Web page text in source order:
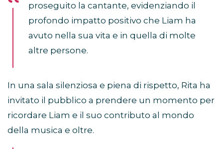
proseguito la cantante, evidenziando il
profondo impatto positivo che Liam ha
avuto nella sua vita e in quella di molte
altre persone.
In una sala silenziosa e piena di rispetto, Rita ha
invitato il pubblico a prendere un momento per
ricordare Liam e il suo contributo al mondo
della musica e oltre.